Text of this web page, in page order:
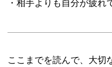
ここまでを読んで、大切